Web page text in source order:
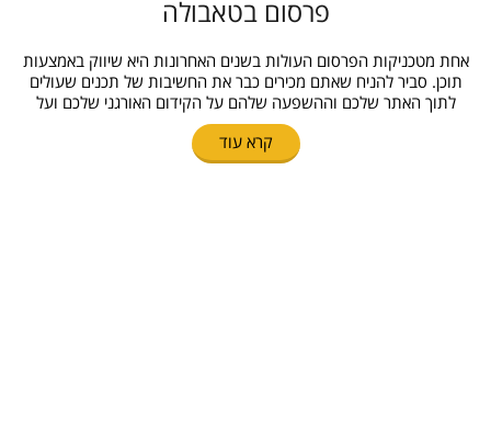
פרסום בטאבולה
אחת מטכניקות הפרסום העולות בשנים האחרונות היא שיווק באמצעות
תוכן. סביר להניח שאתם מכירים כבר את החשיבות של תכנים שעולים
לתוך האתר שלכם וההשפעה שלהם על הקידום האורגני שלכם ועל
קרא עוד